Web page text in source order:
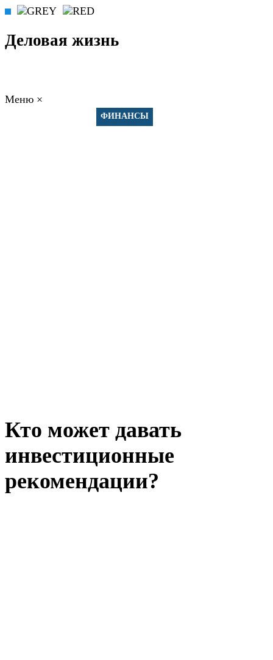
Деловая жизнь
Меню ×
ФИНАНСЫ
Кто может давать
инвестиционные
рекомендации?